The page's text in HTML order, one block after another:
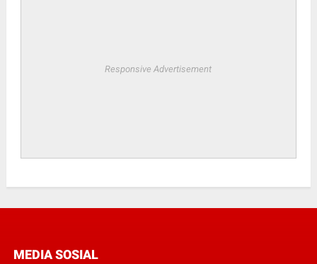
Responsive Advertisement
MEDIA SOSIAL